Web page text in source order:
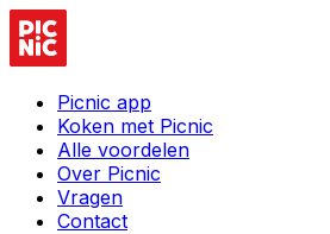
Picnic app
Koken met Picnic
Alle voordelen
Over Picnic
Vragen
Contact